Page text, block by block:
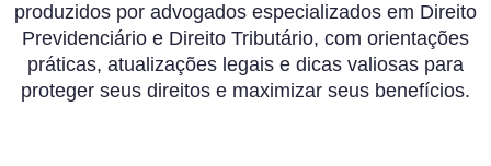
produzidos por advogados especializados em Direito
Previdenciário e Direito Tributário, com orientações
práticas, atualizações legais e dicas valiosas para
proteger seus direitos e maximizar seus benefícios.